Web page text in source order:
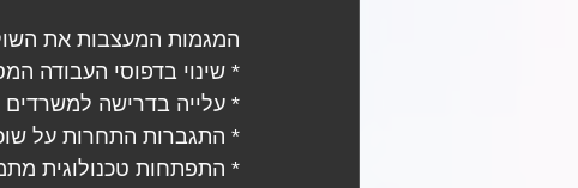
המגמות המעצבות את
* שינוי בדפוסי העבודה
* עלייה בדרישה למשרדים
* התגברות התחרות על
* התפתחות טכנולוגית